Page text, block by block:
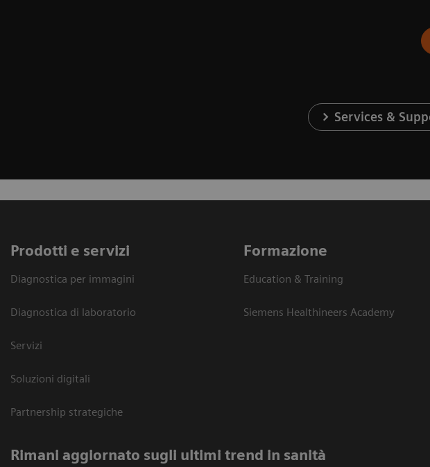
Services &
Prodotti e servizi
Diagnostica per immagini
Diagnostica di laboratorio
Servizi
Soluzioni digitali
Partnership strategiche
Formazione
Education & Training
Siemens Healthineers Academy
Rimani aggiornato sugli ultimi trend in sanità